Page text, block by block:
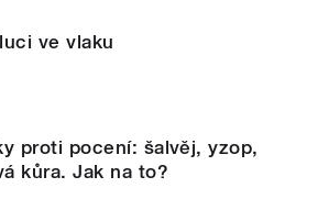
ve vlaku
proti pocení: šalvěj, yzop,
kůra. Jak na to?